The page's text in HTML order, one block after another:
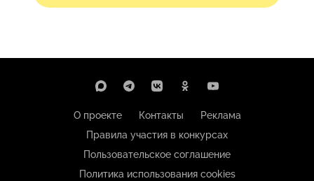
О проекте Контакты
Реклама
Правила участия в конкурсах
Пользовательское соглашение
Политика использования cookies